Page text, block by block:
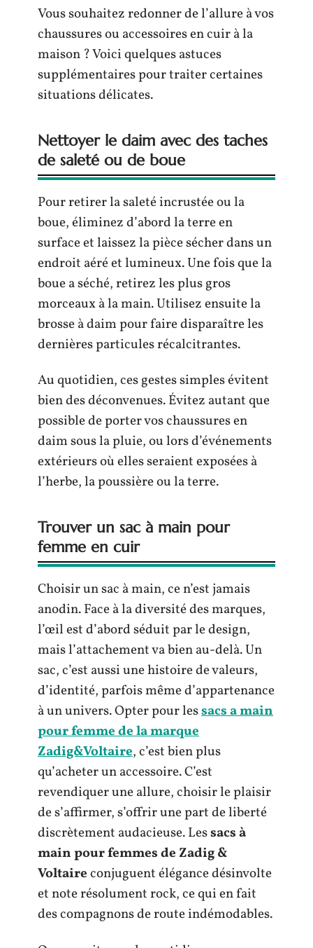
Vous souhaitez redonner de l’allure à vos
chaussures ou accessoires en cuir à la
maison ? Voici quelques astuces
supplémentaires pour traiter certaines
situations délicates.
Nettoyer le daim avec des taches
de saleté ou de boue
Pour retirer la saleté incrustée ou la
boue, éliminez d’abord la terre en
surface et laissez la pièce sécher dans un
endroit aéré et lumineux. Une fois que la
boue a séché, retirez les plus gros
morceaux à la main. Utilisez ensuite la
brosse à daim pour faire disparaître les
dernières particules récalcitrantes.
Au quotidien, ces gestes simples évitent
bien des déconvenues. Évitez autant que
possible de porter vos chaussures en
daim sous la pluie, ou lors d’événements
extérieurs où elles seraient exposées à
l’herbe, la poussière ou la terre.
Trouver un sac à main pour
femme en cuir
Choisir un sac à main, ce n’est jamais
anodin. Face à la diversité des marques,
l’œil est d’abord séduit par le design,
mais l’attachement va bien au-delà. Un
sac, c’est aussi une histoire de valeurs,
d’identité, parfois même d’appartenance
à un univers. Opter pour lessacs a main
pour femme de la marque
Zadig&Voltaire, c’est bien plus
qu’acheter un accessoire. C’est
revendiquer une allure, choisir le plaisir
de s’affirmer, s’offrir une part de liberté
discrètement audacieuse. Lessacs à
main pour femmes de Zadig &
Voltaireconjuguent élégance désinvolte
et note résolument rock, ce qui en fait
des compagnons de route indémodables.